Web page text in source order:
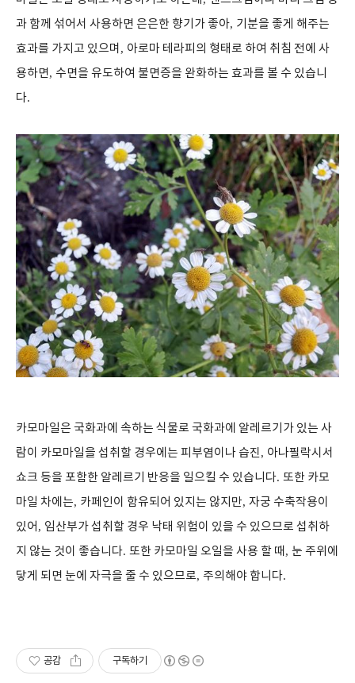
과 함께 섞어서 사용하면 은은한 향기가 좋아, 기분을 좋게 해주는
효과를 가지고 있으며 , 아로마 테라피의 형태로 하여 취침 전에 사
용하면, 수면을 유도하여 불면증을 완화하는 효과를 볼 수 있습니
다.
카모마일은 국화과에 속하는 식물로 국화과에 알레르기가 있는 사
람이 카모마일을 섭취할 경우에는 피부염이나 습진, 아나필락시서
쇼크 등을 포함한 알레르기 반응을 일으킬 수 있습니다. 또한 카모
마일 차에는, 카페인이 함유되어 있지는 않지만, 자궁 수축작용이
있어 , 임산부가 섭취할 경우 낙태 위험이 있을 수 있으므로 섭취하
지 않는 것이 좋습니다. 또한 카모마일 오일을 사용 할 때 , 눈 주위에
닿게 되면 눈에 자극을 줄 수 있으므로, 주의해야 합니다.
공감 구독하기